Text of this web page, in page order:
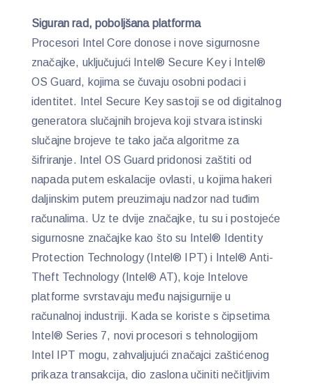
Siguran rad, poboljšana platforma
Procesori Intel Core donose i nove sigurnosne
značajke, uključujući Intel® Secure Key i Intel®
OS Guard, kojima se čuvaju osobni podaci i
identitet. Intel Secure Key sastoji se od digitalnog
generatora slučajnih brojeva koji stvara istinski
slučajne brojeve te tako jača algoritme za
šifriranje. Intel OS Guard pridonosi zaštiti od
napada putem eskalacije ovlasti, u kojima hakeri
daljinskim putem preuzimaju nadzor nad tuđim
računalima. Uz te dvije značajke, tu su i postojeće
sigurnosne značajke kao što su Intel® Identity
Protection Technology (Intel® IPT) i Intel® Anti-
Theft Technology (Intel® AT), koje Intelove
platforme svrstavaju među najsigurnije u
računalnoj industriji. Kada se koriste s čipsetima
Intel® Series 7, novi procesori s tehnologijom
Intel IPT mogu, zahvaljujući značajci zaštićenog
prikaza transakcija, dio zaslona učiniti nečitljivim